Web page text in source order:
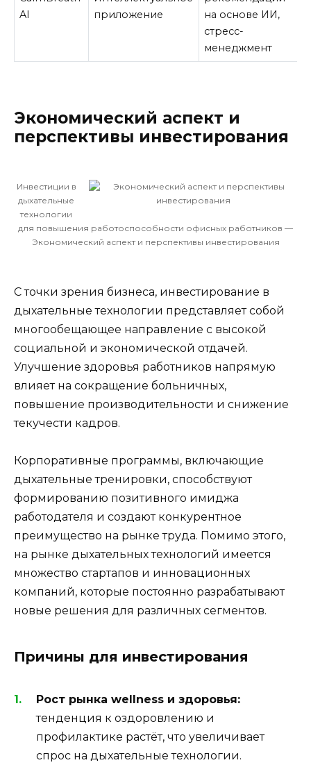
AI
приложение
на основе ИИ,
стресс-
менеджмент
Экономический аспект и
перспективы инвестирования
Инвестиции в
дыхательные
технологии
для повышения работоспособности офисных работников —
Экономический аспект и перспективы инвестирования
С точки зрения бизнеса, инвестирование в
дыхательные технологии представляет собой
многообещающее направление с высокой
социальной и экономической отдачей.
Улучшение здоровья работников напрямую
влияет на сокращение больничных,
повышение производительности и снижение
текучести кадров.
Корпоративные программы, включающие
дыхательные тренировки, способствуют
формированию позитивного имиджа
работодателя и создают конкурентное
преимущество на рынке труда. Помимо этого,
на рынке дыхательных технологий имеется
множество стартапов и инновационных
компаний, которые постоянно разрабатывают
новые решения для различных сегментов.
Причины для инвестирования
Рост рынка wellness и здоровья:
тенденция к оздоровлению и
профилактике растёт, что увеличивает
спрос на дыхательные технологии.